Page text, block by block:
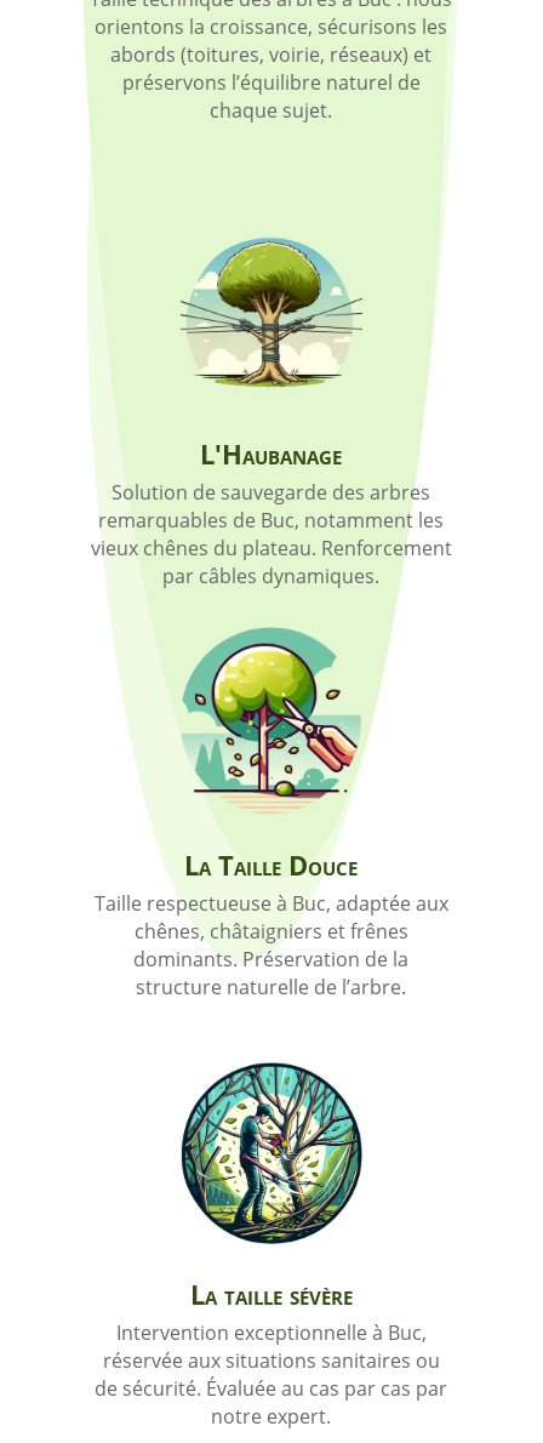
orientons la croissance, sécurisons les
abords (toitures, voirie, réseaux) et
préservons l’équilibre naturel de
chaque sujet.
L'Haubanage
Solution de sauvegarde des arbres
remarquables de Buc, notamment les
vieux chênes du plateau. Renforcement
par câbles dynamiques.
La Taille Douce
Taille respectueuse à Buc, adaptée aux
chênes, châtaigniers et frênes
dominants. Préservation de la
structure naturelle de l’arbre.
La taille sévère
Intervention exceptionnelle à Buc,
réservée aux situations sanitaires ou
de sécurité. Évaluée au cas par cas par
notre expert.